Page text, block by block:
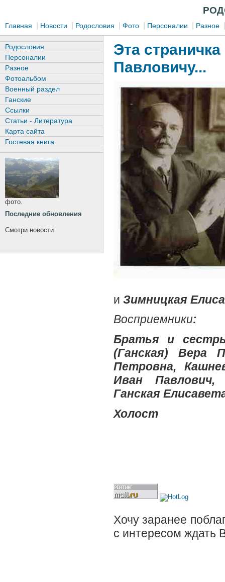
Главная Новости Родословия Фото Персоналии Разное
Эта
Павловичу...
и Зимницкая
Восприемники:
Братья и
(Ганская) Вера
Петровна,
Иван Павлович,
Ганская
Холост
Хочу заранее
с интересом ждать
Родословия
Персоналии
Разное
Фотоальбом
Военный раздел
Ганские
Ссылки
Статьи - Литература
Карта сайта
Гостевая книга
фото.
Последние обновления
Смотри новости